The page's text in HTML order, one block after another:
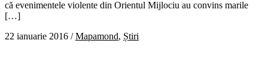
că evenimentele violente din Orientul Mijlociu au convins marile
[…]
22 ianuarie 2016 /Mapamond, Știri